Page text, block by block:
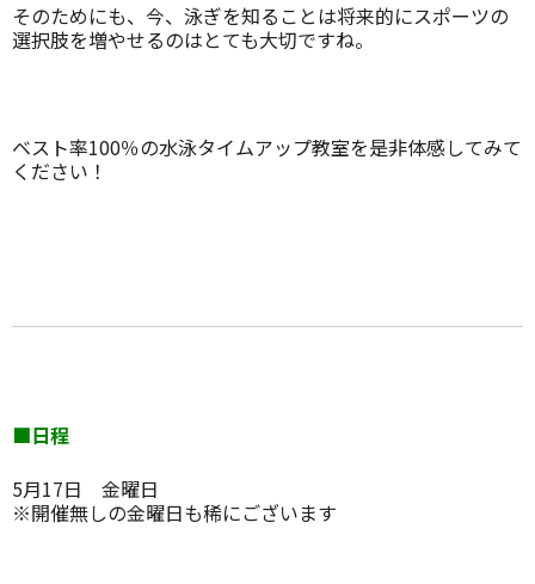
そのためにも、今、泳ぎを知ることは将来的にスポーツの
選択肢を増やせるのはとても大切ですね。
ベスト率100％の水泳タイムアップ教室を是非体感してみて
ください！
■日程
5月17日 金曜日
※開催無しの金曜日も稀にございます